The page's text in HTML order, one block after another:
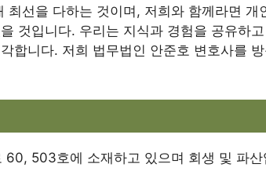
선을 다하는 것이며, 저희와 함께라면 개
것입니다. 우리는 지식과 경험을 공유하
합니다. 저희 법무법인 안준호 변호사를
503호에 소재하고 있으며 회생 및 파산